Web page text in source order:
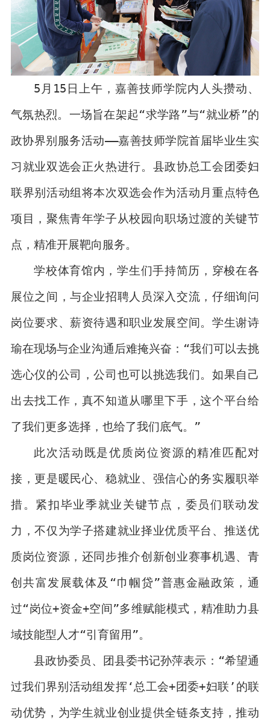
5月15日上午，嘉善技师学院内人头攒动、
气氛热烈。一场旨在架起“求学路”与“就业桥”的
政协界别服务活动——嘉善技师学院首届毕业生实
习就业双选会正火热进行。县政协总工会团委妇
联界别活动组将本次双选会作为活动月重点特色
项目，聚焦青年学子从校园向职场过渡的关键节
点，精准开展靶向服务。
学校体育馆内，学生们手持简历，穿梭在各
展位之间，与企业招聘人员深入交流，仔细询问
岗位要求、薪资待遇和职业发展空间。学生谢诗
瑜在现场与企业沟通后难掩兴奋：“我们可以去挑
选心仪的公司，公司也可以挑选我们。如果自己
出去找工作，真不知道从哪里下手，这个平台给
了我们更多选择，也给了我们底气。”
此次活动既是优质岗位资源的精准匹配对
接，更是暖民心、稳就业、强信心的务实履职举
措。紧扣毕业季就业关键节点，委员们联动发
力，不仅为学子搭建就业择业优质平台、推送优
质岗位资源，还同步推介创新创业赛事机遇、青
创共富发展载体及“巾帼贷”普惠金融政策，通
过“岗位+资金+空间”多维赋能模式，精准助力县
域技能型人才“引育留用”。
县政协委员、团县委书记孙萍表示：“希望通
过我们界别活动组发挥‘总工会+团委+妇联’的联
动优势，为学生就业创业提供全链条支持，推动